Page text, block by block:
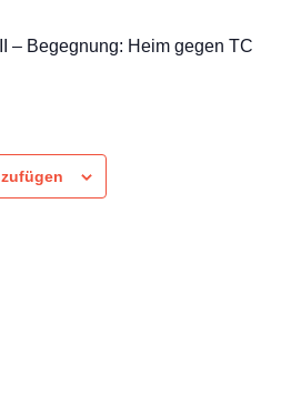
– Begegnung: Heim gegen TC